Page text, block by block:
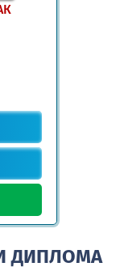
ДИПЛОМА